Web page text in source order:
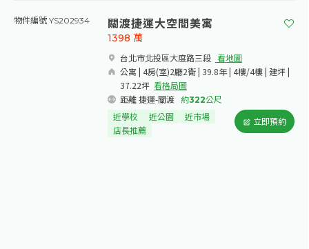
物件編號 YS202934 關渡捷運大空間美寓
台北市北投區大度路三段​ 看地圖
公寓 | 4房(室)2廳2衛 | 39.8年 | 4樓/4樓 | 建坪 |
37.22坪 看格局圖
距離 捷運-關渡
約322公尺
1398 萬
近學校 近公園
近市場
店長推薦
立即預約